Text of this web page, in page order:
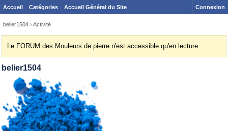
Accueil Catégories Accueil Général du Site Connexion
belier1504 › Activité
Le FORUM des Mouleurs de pierre n'est accessible qu'en lecture
belier1504